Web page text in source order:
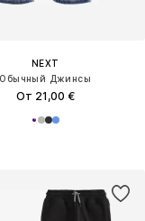
NEXT
Обычный Джинсы
От 21,00 €